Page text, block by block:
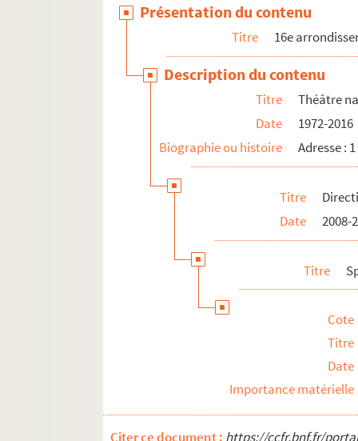
Présentation du contenu
Titre 16e
Description du contenu
Titre
Théâtre
Date
1972-2016
Biographie ou histoire
Adresse :
Titre
Date
2008-
Titre
Cote
Titre
Date
Importance matérielle
Citer ce document : https://ccfr.bnf.fr/